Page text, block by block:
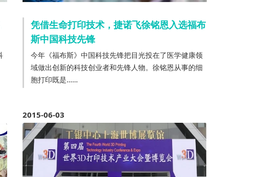
凭借生命打印技术，捷诺飞徐铭恩入选福布
斯中国科技先锋
今年《福布斯》中国科技先锋把目光投在了医学健康领
域做出创新的科技创业者和先锋人物。徐铭恩从事的细
胞打印既是……
2015-06-03